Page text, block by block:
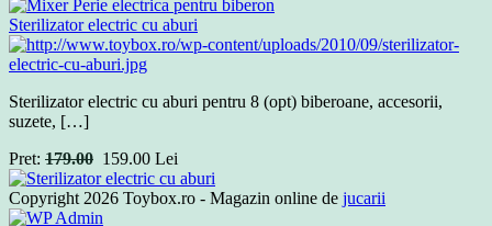
Sterilizator electric cu aburi
Sterilizator electric cu aburi pentru 8 (opt) biberoane, accesorii,
suzete, […]
Pret: 179.00 159.00 Lei
Copyright 2026 Toybox.ro - Magazin online de jucarii